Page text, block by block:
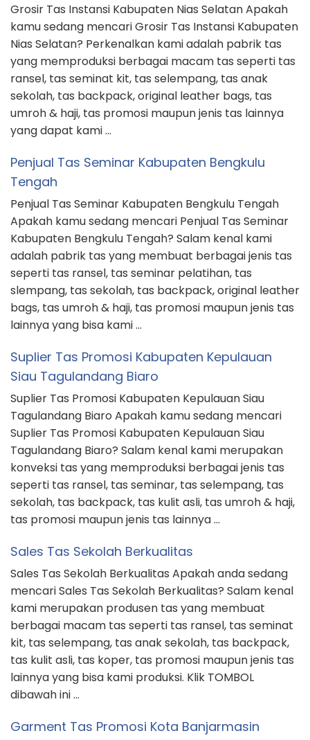
Grosir Tas Instansi Kabupaten Nias Selatan Apakah
kamu sedang mencari Grosir Tas Instansi Kabupaten
Nias Selatan? Perkenalkan kami adalah pabrik tas
yang memproduksi berbagai macam tas seperti tas
ransel, tas seminat kit, tas selempang, tas anak
sekolah, tas backpack, original leather bags, tas
umroh & haji, tas promosi maupun jenis tas lainnya
yang dapat kami …
Penjual Tas Seminar Kabupaten Bengkulu
Tengah
Penjual Tas Seminar Kabupaten Bengkulu Tengah
Apakah kamu sedang mencari Penjual Tas Seminar
Kabupaten Bengkulu Tengah? Salam kenal kami
adalah pabrik tas yang membuat berbagai jenis tas
seperti tas ransel, tas seminar pelatihan, tas
slempang, tas sekolah, tas backpack, original leather
bags, tas umroh & haji, tas promosi maupun jenis tas
lainnya yang bisa kami …
Suplier Tas Promosi Kabupaten Kepulauan
Siau Tagulandang Biaro
Suplier Tas Promosi Kabupaten Kepulauan Siau
Tagulandang Biaro Apakah kamu sedang mencari
Suplier Tas Promosi Kabupaten Kepulauan Siau
Tagulandang Biaro? Salam kenal kami merupakan
konveksi tas yang memproduksi berbagai jenis tas
seperti tas ransel, tas seminar, tas selempang, tas
sekolah, tas backpack, tas kulit asli, tas umroh & haji,
tas promosi maupun jenis tas lainnya …
Sales Tas Sekolah Berkualitas
Sales Tas Sekolah Berkualitas Apakah anda sedang
mencari Sales Tas Sekolah Berkualitas? Salam kenal
kami merupakan produsen tas yang membuat
berbagai macam tas seperti tas ransel, tas seminat
kit, tas selempang, tas anak sekolah, tas backpack,
tas kulit asli, tas koper, tas promosi maupun jenis tas
lainnya yang bisa kami produksi. Klik TOMBOL
dibawah ini …
Garment Tas Promosi Kota Banjarmasin